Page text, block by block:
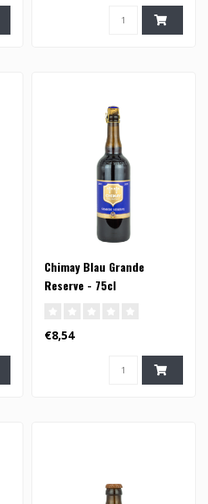
Chimay Blau Grande
Reserve - 75cl
€8,54